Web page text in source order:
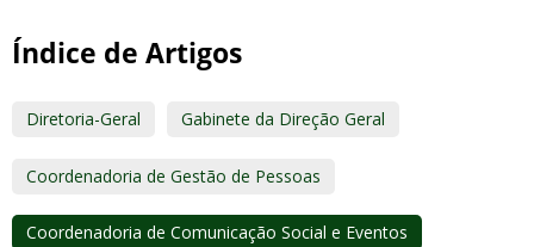
Índice de Artigos
Diretoria-Geral Gabinete da Direção Geral
Coordenadoria de Gestão de Pessoas
Coordenadoria de Comunicação Social e Eventos